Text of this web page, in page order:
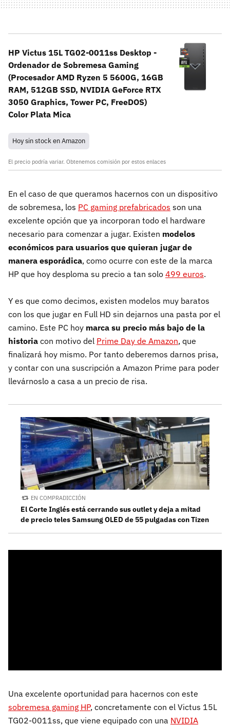
HP Victus 15L TG02-0011ss Desktop -
Ordenador de Sobremesa Gaming
(Procesador AMD Ryzen 5 5600G, 16GB
RAM, 512GB SSD, NVIDIA GeForce RTX
3050 Graphics, Tower PC, FreeDOS)
Color Plata Mica
Hoy sin stock en Amazon
El precio podría variar. Obtenemos comisión por estos enlaces
En el caso de que queramos hacernos con un dispositivo
de sobremesa, los PC gaming prefabricados son una
excelente opción que ya incorporan todo el hardware
necesario para comenzar a jugar. Existen modelos
económicos para usuarios que quieran jugar de
manera esporádica, como ocurre con este de la marca
HP que hoy desploma su precio a tan solo 499 euros.
Y es que como decimos, existen modelos muy baratos
con los que jugar en Full HD sin dejarnos una pasta por el
camino. Este PC hoy marca su precio más bajo de la
historia con motivo del Prime Day de Amazon, que
finalizará hoy mismo. Por tanto deberemos darnos prisa,
y contar con una suscripción a Amazon Prime para poder
llevárnoslo a casa a un precio de risa.
EN COMPRADICCIÓN
El Corte Inglés está cerrando sus outlet y deja a mitad
de precio teles Samsung OLED de 55 pulgadas con Tizen
Una excelente oportunidad para hacernos con este
sobremesa gaming HP, concretamente con el Victus 15L
TG02-0011ss, que viene equipado con una NVIDIA